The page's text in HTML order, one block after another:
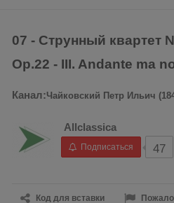
07 - Струнный квартет
Op.22 - III. Andante ma
Канал:Чайковский Петр Ильич
Allclassica
Подписаться 47
Код для вставки